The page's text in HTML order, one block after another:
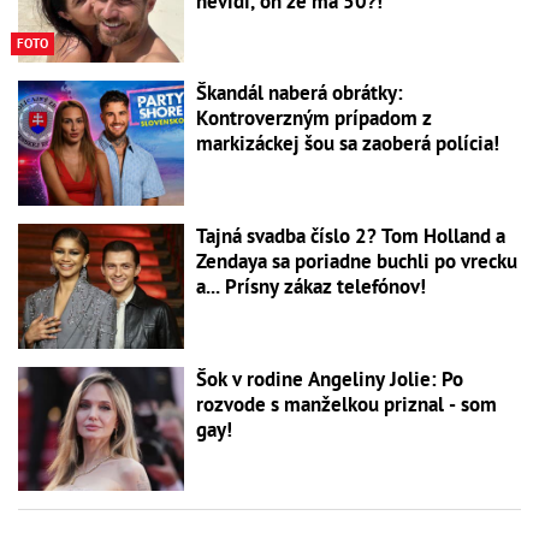
FOTO
Škandál naberá obrátky:
Kontroverzným prípadom z
markizáckej šou sa zaoberá polícia!
Tajná svadba číslo 2? Tom Holland a
Zendaya sa poriadne buchli po vrecku
a... Prísny zákaz telefónov!
Šok v rodine Angeliny Jolie: Po
rozvode s manželkou priznal - som
gay!